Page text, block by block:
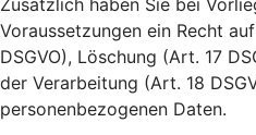
Zusätzlich haben Sie bei
Voraussetzungen ein Recht
DSGVO), Löschung (Art. 17
der Verarbeitung (Art. 18
personenbezogenen Daten.